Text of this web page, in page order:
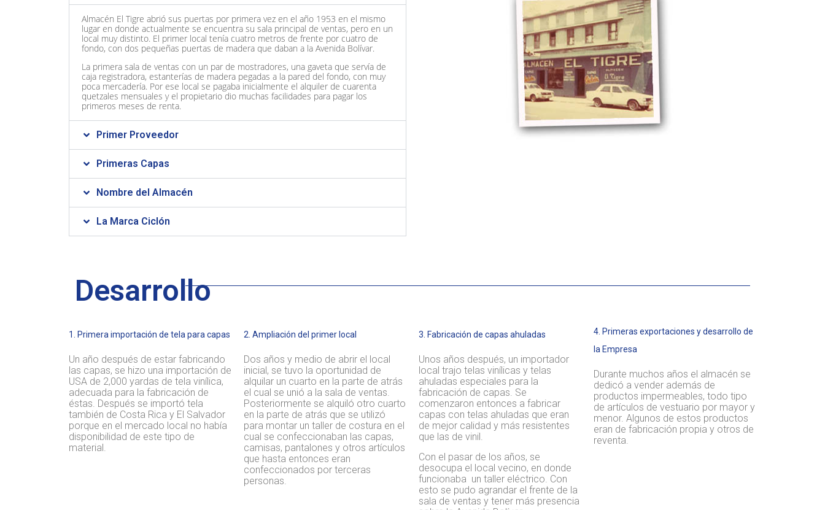
Almacén El Tigre abrió sus puertas por primera vez en el año 1953 en el mismo
lugar en donde actualmente se encuentra su sala principal de ventas, pero en un
local muy distinto. El primer local tenía cuatro metros de frente por cuatro de
fondo, con dos pequeñas puertas de madera que daban a la Avenida Bolívar.
La primera sala de ventas con un par de mostradores, una gaveta que servía de
caja registradora, estanterías de madera pegadas a la pared del fondo, con muy
poca mercadería. Por ese local se pagaba inicialmente el alquiler de cuarenta
quetzales mensuales y el propietario dio muchas facilidades para pagar los
primeros meses de renta.
Primer Proveedor
Primeras Capas
Nombre del Almacén
La Marca Ciclón
Desarrollo
1. Primera importación de tela para capas
Un año después de estar fabricando
las capas, se hizo una importación de
USA de 2,000 yardas de tela vinílica,
adecuada para la fabricación de
éstas. Después se importó tela
también de Costa Rica y El Salvador
porque en el mercado local no había
disponibilidad de este tipo de
material.
2. Ampliación del primer local
Dos años y medio de abrir el local
inicial, se tuvo la oportunidad de
alquilar un cuarto en la parte de atrás
el cual se unió a la sala de ventas.
Posteriormente se alquiló otro cuarto
en la parte de atrás que se utilizó
para montar un taller de costura en el
cual se confeccionaban las capas,
camisas, pantalones y otros artículos
que hasta entonces eran
confeccionados por terceras
personas.
3. Fabricación de capas ahuladas
Unos años después, un importador
local trajo telas vinílicas y telas
ahuladas especiales para la
fabricación de capas. Se
comenzaron entonces a fabricar
capas con telas ahuladas que eran
de mejor calidad y más resistentes
que las de vinil.
Con el pasar de los años, se
desocupa el local vecino, en donde
funcionaba un taller eléctrico. Con
esto se pudo agrandar el frente de la
sala de ventas y tener más presencia
4. Primeras exportaciones y desarrollo de
la Empresa
Durante muchos años el almacén se
dedicó a vender además de
productos impermeables, todo tipo
de artículos de vestuario por mayor y
menor. Algunos de estos productos
eran de fabricación propia y otros de
reventa.